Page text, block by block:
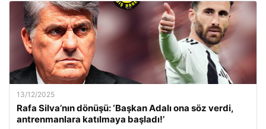
13/12/2025
Rafa Silva’nın dönüşü: ‘Başkan Adalı ona söz verdi,
antrenmanlara katılmaya başladı!’